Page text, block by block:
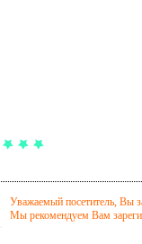
Уважаемый посетитель, Вы
Мы рекомендуем Вам